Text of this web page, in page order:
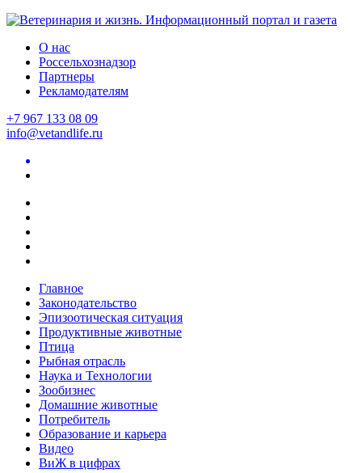
О нас
Россельхознадзор
Партнеры
Рекламодателям
+7 967 133 08 09
info@vetandlife.ru
Главное
Законодательство
Эпизоотическая ситуация
Продуктивные животные
Птица
Рыбная отрасль
Наука и Технологии
Зообизнес
Домашние животные
Потребитель
Образование и карьера
Видео
ВиЖ в цифрах